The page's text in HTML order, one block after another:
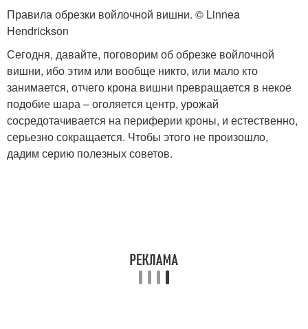
Правила обрезки войлочной вишни. © Linnea
Hendrickson
Сегодня, давайте, поговорим об обрезке войлочной
вишни, ибо этим или вообще никто, или мало кто
занимается, отчего крона вишни превращается в некое
подобие шара – оголяется центр, урожай
сосредотачивается на периферии кроны, и естественно,
серьезно сокращается. Чтобы этого не произошло,
дадим серию полезных советов.